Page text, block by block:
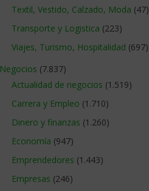
Textil, Vestido, Calzado, Moda (47)
Transporte y Logistica (223)
Viajes, Turismo, Hospitalidad (697)
Negocios (7.837)
Actualidad de negocios (1.519)
Carrera y Empleo (1.710)
Dinero y finanzas (1.260)
Economía (947)
Emprendedores (1.443)
Empresas (246)